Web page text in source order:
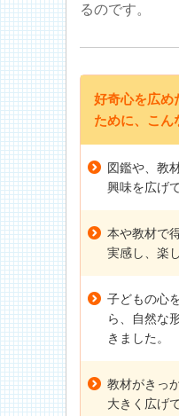
るのです。
好奇心を広め
ために、こん
図鑑や、教
興味を広げ
本や教材で
実感し、楽
子どもの心
ら、自然な
きました。
教材がきっ
大きく広げ